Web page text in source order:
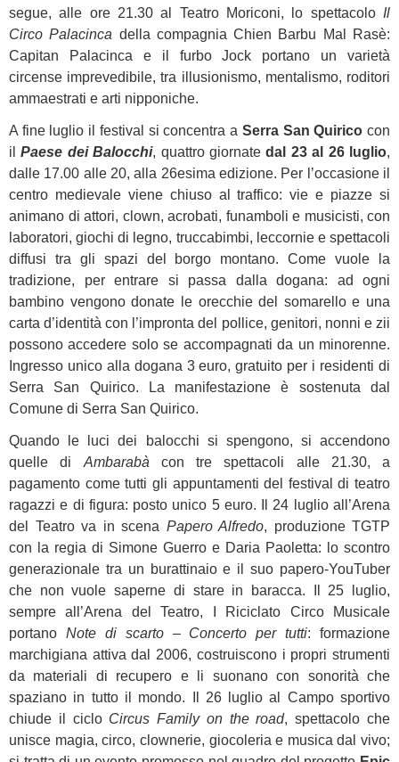
segue, alle ore 21.30 al Teatro Moriconi, lo spettacolo Il
Circo Palacinca della compagnia Chien Barbu Mal Rasè:
Capitan Palacinca e il furbo Jock portano un varietà
circense imprevedibile, tra illusionismo, mentalismo, roditori
ammaestrati e arti nipponiche.
A fine luglio il festival si concentra a Serra San Quirico con
ilPaese dei Balocchi, quattro giornatedal 23 al 26 luglio,
dalle 17.00 alle 20, alla 26esima edizione. Per l’occasione il
centro medievale viene chiuso al traffico: vie e piazze si
animano di attori, clown, acrobati, funamboli e musicisti, con
laboratori, giochi di legno, truccabimbi, leccornie e spettacoli
diffusi tra gli spazi del borgo montano. Come vuole la
tradizione, per entrare si passa dalla dogana: ad ogni
bambino vengono donate le orecchie del somarello e una
carta d’identità con l’impronta del pollice, genitori, nonni e zii
possono accedere solo se accompagnati da un minorenne.
Ingresso unico alla dogana 3 euro, gratuito per i residenti di
Serra San Quirico. La manifestazione è sostenuta dal
Comune di Serra San Quirico.
Quando le luci dei balocchi si spengono, si accendono
quelle di Ambarabà con tre spettacoli alle 21.30, a
pagamento come tutti gli appuntamenti del festival di teatro
ragazzi e di figura: posto unico 5 euro. Il 24 luglio all’Arena
del Teatro va in scena Papero Alfredo, produzione TGTP
con la regia di Simone Guerro e Daria Paoletta: lo scontro
generazionale tra un burattinaio e il suo papero-YouTuber
che non vuole saperne di stare in baracca. Il 25 luglio,
sempre all’Arena del Teatro, I Riciclato Circo Musicale
portano Note di scarto – Concerto per tutti: formazione
marchigiana attiva dal 2006, costruiscono i propri strumenti
da materiali di recupero e li suonano con sonorità che
spaziano in tutto il mondo. Il 26 luglio al Campo sportivo
chiude il ciclo Circus Family on the road, spettacolo che
unisce magia, circo, clownerie, giocoleria e musica dal vivo;